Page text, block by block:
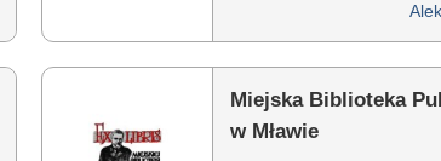
Miejska Biblioteka
w Mławie